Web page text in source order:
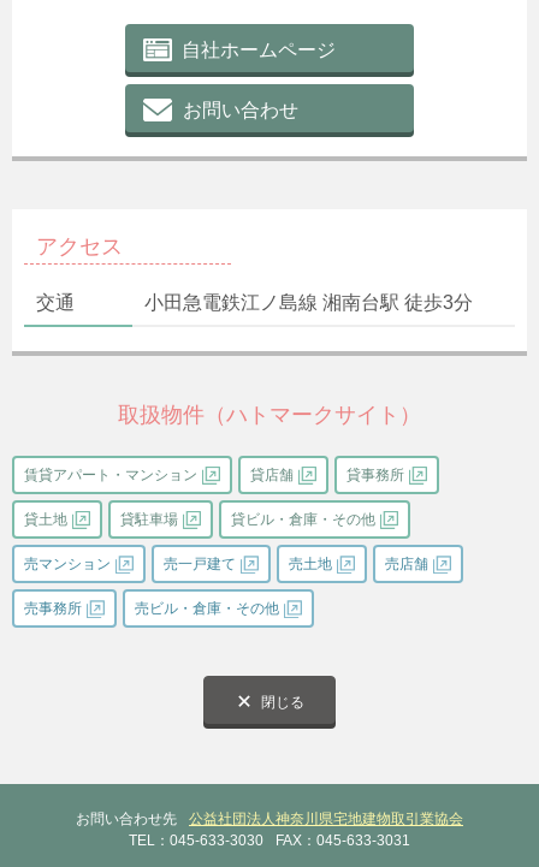
自社ホームページ
お問い合わせ
アクセス
交通 小田急電鉄江ノ島線 湘南台駅 徒歩3分
取扱物件（ハトマークサイト）
賃貸アパート・マンション 貸店舗 貸事務所
貸土地 貸駐車場 貸ビル・倉庫・その他
売マンション 売一戸建て 売土地 売店舗
売事務所 売ビル・倉庫・その他
閉じる
お問い合わせ先
公益社団法人神奈川県宅地建物取引業協会
TEL：045-633-3030
FAX：045-633-3031